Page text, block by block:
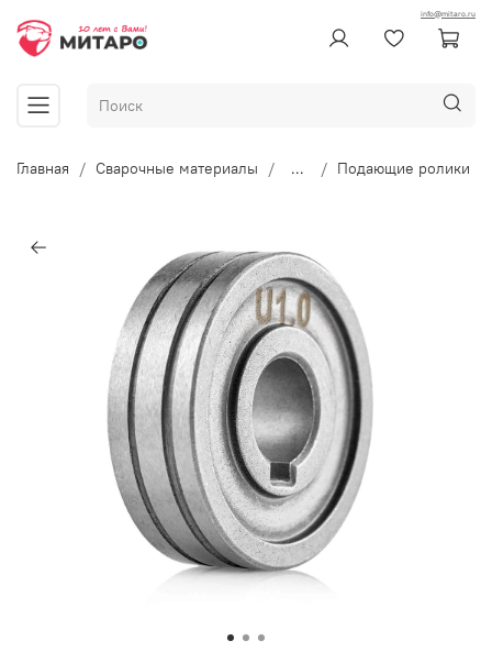
info@mitaro.ru
Главная Сварочные материалы ... Подающие ролики